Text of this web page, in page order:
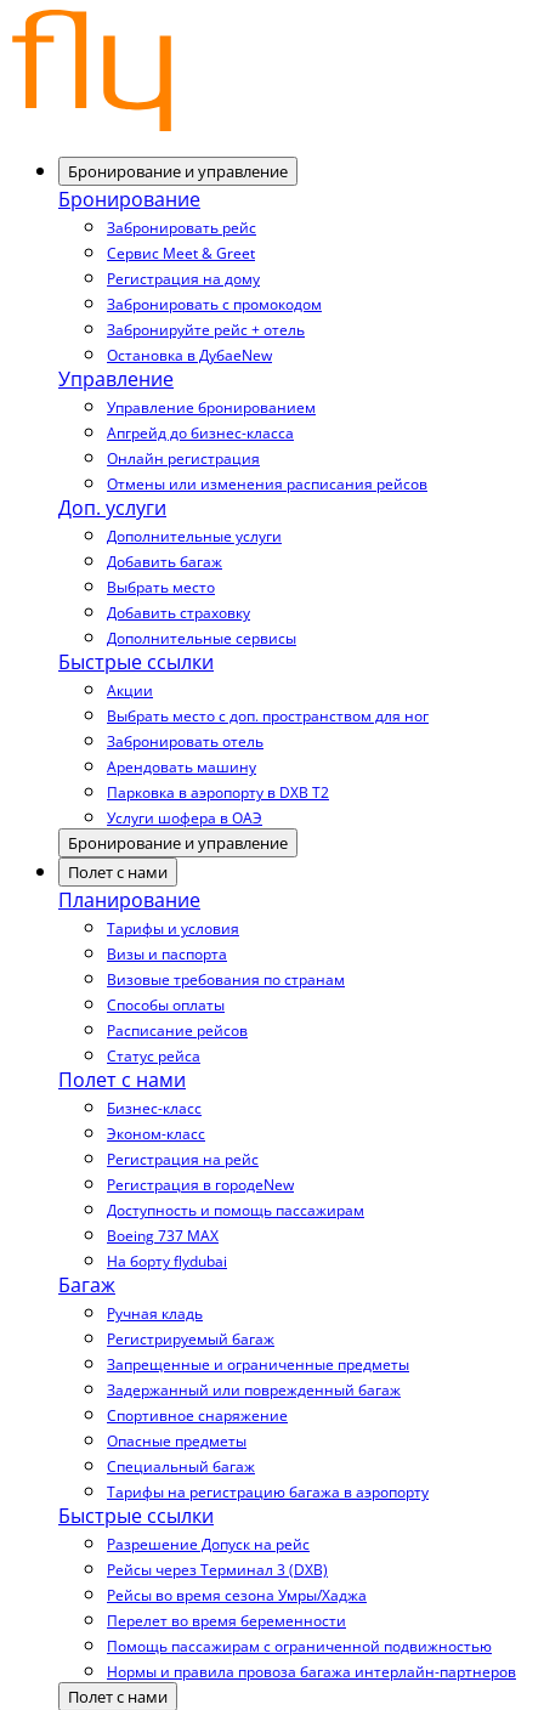
Бронирование и управление
Бронирование
Забронировать рейс
Сервис Meet & Greet
Регистрация на дому
Забронировать с промокодом
Забронируйте рейс + отель
Остановка в ДубаеNew
Управление
Управление бронированием
Апгрейд до бизнес-класса
Онлайн регистрация
Отмены или изменения расписания рейсов
Доп. услуги
Дополнительные услуги
Добавить багаж
Выбрать место
Добавить страховку
Дополнительные сервисы
Быстрые ссылки
Акции
Выбрать место с доп. пространством для ног
Забронировать отель
Арендовать машину
Парковка в аэропорту в DXB T2
Услуги шофера в ОАЭ
Бронирование и управление
Полет с нами
Планирование
Тарифы и условия
Визы и паспорта
Визовые требования по странам
Способы оплаты
Расписание рейсов
Статус рейса
Полет с нами
Бизнес-класс
Эконом-класс
Регистрация на рейс
Регистрация в городеNew
Доступность и помощь пассажирам
Boeing 737 MAX
На борту flydubai
Багаж
Ручная кладь
Регистрируемый багаж
Запрещенные и ограниченные предметы
Задержанный или поврежденный багаж
Спортивное снаряжение
Опасные предметы
Специальный багаж
Тарифы на регистрацию багажа в аэропорту
Быстрые ссылки
Разрешение Допуск на рейс
Рейсы через Терминал 3 (DXB)
Рейсы во время сезона Умры/Хаджа
Перелет во время беременности
Помощь пассажирам с ограниченной подвижностью
Нормы и правила провоза багажа интерлайн-партнеров
Полет с нами